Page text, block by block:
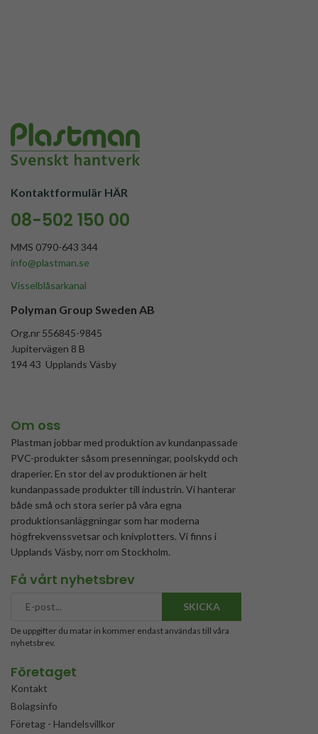
Kontaktformulär HÄR
08-502 150 00
MMS 0790-643 344
info@plastman.se
Visselblåsarkanal
Polyman Group Sweden AB
Org.nr 556845-9845
Jupitervägen 8 B
194 43 Upplands Väsby
Om oss
Plastman jobbar med produktion av kundanpassade
PVC-produkter såsom presenningar, poolskydd och
draperier. En stor del av produktionen är helt
kundanpassade produkter till industrin. Vi hanterar
både små och stora serier på våra egna
produktionsanläggningar som har moderna
högfrekvenssvetsar och knivplotters. Vi finns i
Upplands Väsby, norr om Stockholm.
Få vårt nyhetsbrev
SKICKA
De uppgifter du matar in kommer endast användas till våra
nyhetsbrev.
Företaget
Kontakt
Bolagsinfo
Företag - Handelsvillkor